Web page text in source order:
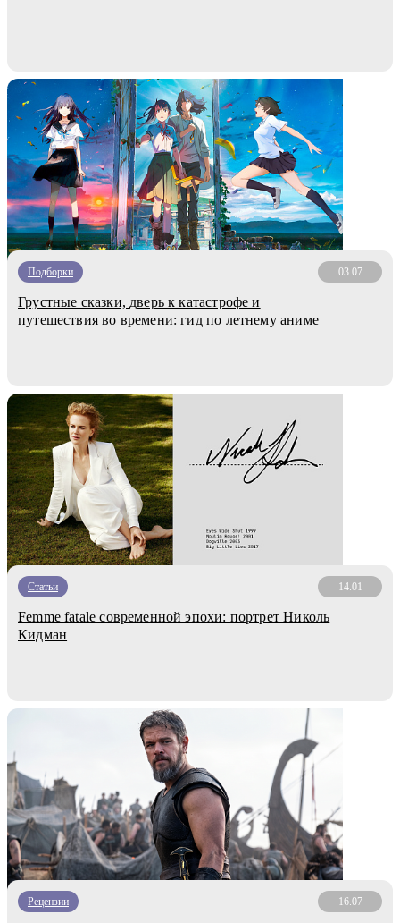
Подборки 03.07
Грустные сказки, дверь к катастрофе и
путешествия во времени: гид по летнему аниме
Статьи 14.01
Femme fatale современной эпохи: портрет Николь
Кидман
Рецензии 16.07